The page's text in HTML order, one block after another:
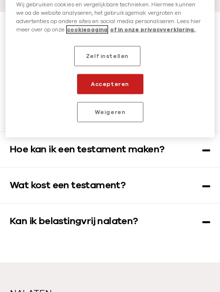
t
e
n
Algemene vragen
Waarom is een testament nodig?
Hoe kan ik een testament maken?
Wat kost een testament?
Kan ik belastingvrij nalaten?
Wij gebruiken cookies en vergelijkbare technieken. Hiermee kunnen
we oa de website analyseren, het gebruiksgemak vergroten en
advertenties op andere sites en social media personaliseren. Lees hier
meer over op onze cookiepagina of in onze privacyverklaring.
Zelf instellen
Weigeren
Accepteren